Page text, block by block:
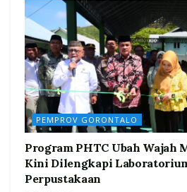
PEMPROV GORONTALO
Program PHTC Ubah Wajah
Kini Dilengkapi
Perpustakaan